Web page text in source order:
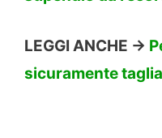
LEGGI ANCHE ->
sicuramente